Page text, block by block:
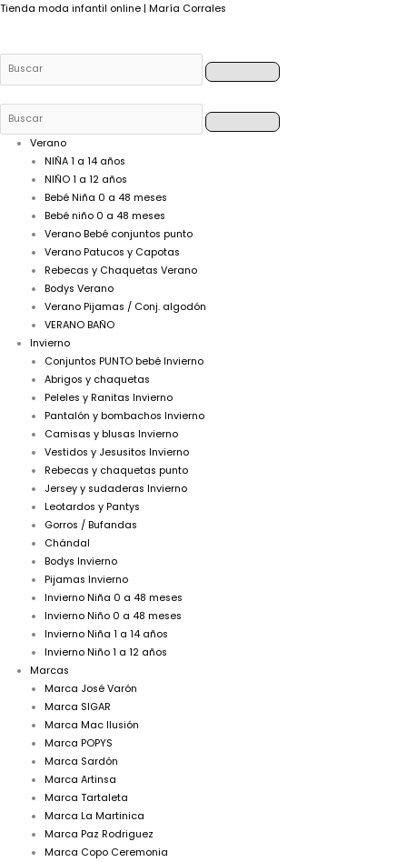
Tienda moda infantil online | María Corrales
Buscar
Buscar
Verano
NIÑA 1 a 14 años
NIÑO 1 a 12 años
Bebé Niña 0 a 48 meses
Bebé niño 0 a 48 meses
Verano Bebé conjuntos punto
Verano Patucos y Capotas
Rebecas y Chaquetas Verano
Bodys Verano
Verano Pijamas / Conj. algodón
VERANO BAÑO
Invierno
Conjuntos PUNTO bebé Invierno
Abrigos y chaquetas
Peleles y Ranitas Invierno
Pantalón y bombachos Invierno
Camisas y blusas Invierno
Vestidos y Jesusitos Invierno
Rebecas y chaquetas punto
Jersey y sudaderas Invierno
Leotardos y Pantys
Gorros / Bufandas
Chándal
Bodys Invierno
Pijamas Invierno
Invierno Niña 0 a 48 meses
Invierno Niño 0 a 48 meses
Invierno Niña 1 a 14 años
Invierno Niño 1 a 12 años
Marcas
Marca José Varón
Marca SIGAR
Marca Mac Ilusión
Marca POPYS
Marca Sardón
Marca Artinsa
Marca Tartaleta
Marca La Martinica
Marca Paz Rodriguez
Marca Copo Ceremonia